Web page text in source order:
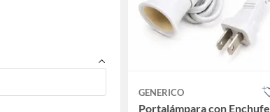
GENERICO
Portalámpara con Enchufe